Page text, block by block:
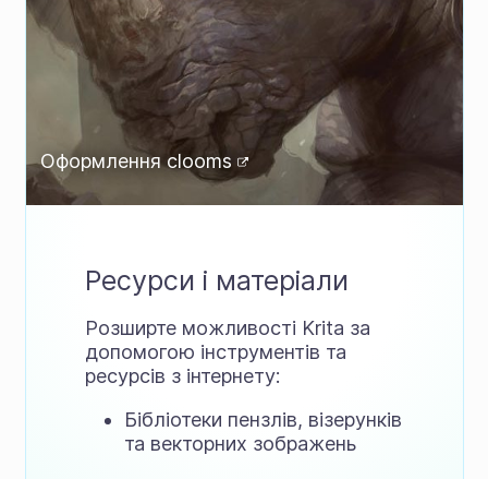
Оформленняclooms
Ресурси і матеріали
Розширте можливості Krita за
допомогою інструментів та
ресурсів з інтернету:
Бібліотеки пензлів, візерунків
та векторних зображень